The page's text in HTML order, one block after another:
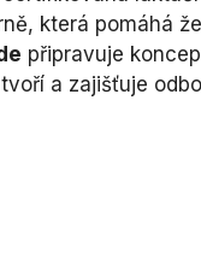
která pomáhá
připravuje
a zajišťuje